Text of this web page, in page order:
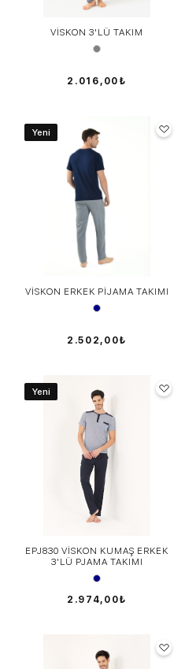
VİSKON 3'LÜ TAKIM
2.016,00₺
Yeni
VİSKON ERKEK PİJAMA TAKIMI
2.502,00₺
Yeni
EPJ830 VİSKON KUMAŞ ERKEK
3'LÜ PJAMA TAKIMI
2.974,00₺